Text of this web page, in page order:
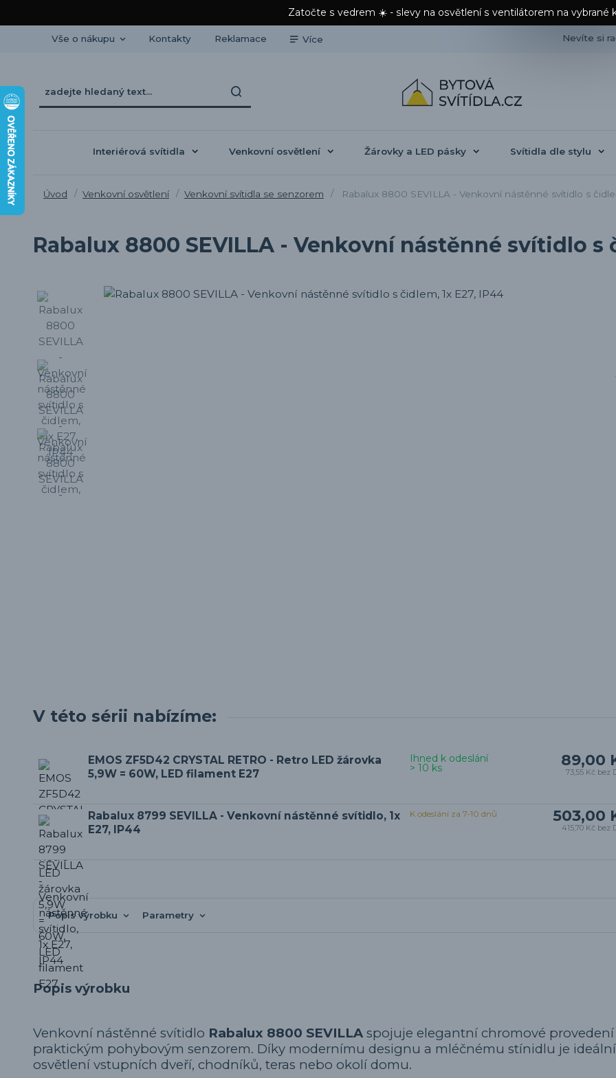
Zatočte s vedrem ☀️ - slevy na osvětlení s ventilátorem na vybrané
Vše o nákupu Kontakty Reklamace Více Nevíte si
Interiérová svítidla Venkovní osvětlení Žárovky a LED pásky Svítidla dle stylu
Úvod Venkovní osvětlení Venkovní svítidla se senzorem Rabalux 8800 SEVILLA - Venkovní nástěnné svítidlo s
Rabalux 8800 SEVILLA - Venkovní nástěnné svítidlo s
V této sérii nabízíme:
EMOS ZF5D42 CRYSTAL RETRO - Retro LED žárovka
5,9W = 60W, LED filament E27
89,00
73,55 Kč bez
Ihned k odeslání
> 10 ks
Rabalux 8799 SEVILLA - Venkovní nástěnné svítidlo, 1x
E27, IP44
503,00
415,70 Kč bez
K odeslání za 7-10 dnů
Popis výrobku Parametry
Popis výrobku
Venkovní nástěnné svítidlo Rabalux 8800 SEVILLA spojuje elegantní chromové provedení
praktickým pohybovým senzorem. Díky modernímu designu a mléčnému stínidlu je
osvětlení vstupních dveří, chodníků, teras nebo okolí domu.